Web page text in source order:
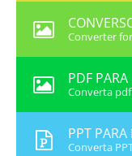
Converter
PDF
Converta
PPT PARA
Converta